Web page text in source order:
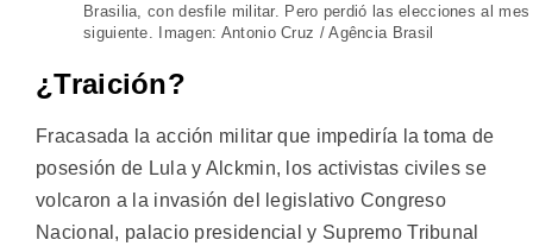
Brasilia, con desfile militar. Pero perdió las elecciones al mes
siguiente. Imagen: Antonio Cruz / Agência Brasil
¿Traición?
Fracasada la acción militar que impediría la toma de
posesión de Lula y Alckmin, los activistas civiles se
volcaron a la invasión del legislativo Congreso
Nacional, palacio presidencial y Supremo Tribunal